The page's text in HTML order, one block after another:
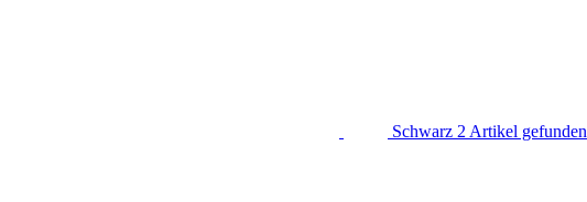
Schwarz 2 Artikel gefunden